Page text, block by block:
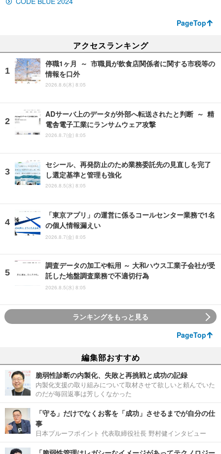
PageTop
アクセスランキング
停職1ヶ月 ～ 市職員が飲食店関係者に関する市税等の
情報を口外
2026.8.6(木) 8:05
ADサーバ上のデータが外部へ転送されたと判断 ～ 精
電舎電子工業にランサムウェア攻撃
2026.8.7(金) 8:05
セシール、再発防止のため業務委託先の見直しを完了
し選定基準と管理も強化
2026.8.5(水) 8:05
「東京アプリ」の運営に係るコールセンター業務で1名
の個人情報漏えい
2026.8.7(金) 8:05
調査データの加工や転用 ～ 大和ハウス工業子会社が受
託した地盤調査業務で不適切行為
2026.8.5(水) 8:05
ランキングをもっと見る
PageTop
編集部おすすめ
脆弱性診断の内製化、失敗と再挑戦と成功の記録
内製化支援の取り組みについて取材させて欲しいと頼んでいた
のだが毎回返事は芳しくなかった
「守る」だけでなくお客を「成功」させるまでが自分の仕
事
日本プルーフポイント 代表取締役社長 野村健インタビュー